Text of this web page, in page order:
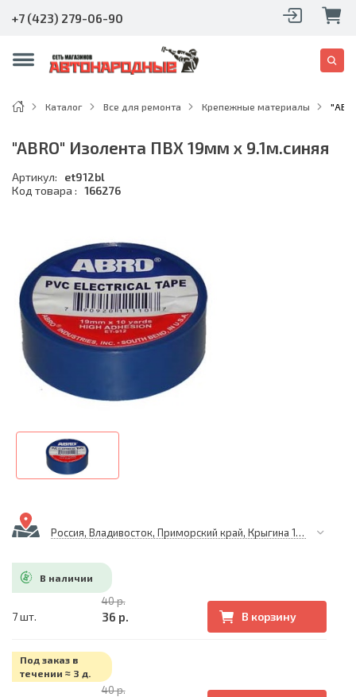
+7 (423) 279-06-90
Каталог Все для ремонта Крепежные материалы
"ABRO" Изолента ПВХ 19мм x 9.1м.синяя
Артикул:
et912bl
Код товара : 166276
Россия, Владивосток, Приморский край, Крыгина 105
В наличии
7 шт.
40 р.
36 р. В корзину
Под заказ в
течении ≈ 3 д.
40 р.